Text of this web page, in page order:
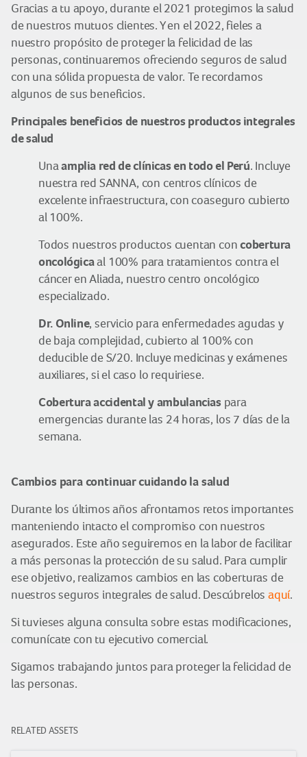
Gracias a tu apoyo, durante el 2021 protegimos la salud
de nuestros mutuos clientes. Y en el 2022, fieles a
nuestro propósito de proteger la felicidad de las
personas, continuaremos ofreciendo seguros de salud
con una sólida propuesta de valor. Te recordamos
algunos de sus beneficios.
Principales beneficios de nuestros productos integrales
de salud
Unaamplia red de clínicas en todo el Perú. Incluye
nuestra red SANNA, con centros clínicos de
excelente infraestructura, con coaseguro cubierto
al 100%.
Todos nuestros productos cuentan concobertura
oncológicaal 100% para tratamientos contra el
cáncer en Aliada, nuestro centro oncológico
especializado.
Dr. Online, servicio para enfermedades agudas y
de baja complejidad, cubierto al 100% con
deducible de S/20. Incluye medicinas y exámenes
auxiliares, si el caso lo requiriese.
Cobertura accidental y ambulancias para
emergencias durante las 24 horas, los 7 días de la
semana.
Cambios para continuar cuidando la salud
Durante los últimos años afrontamos retos importantes
manteniendo intacto el compromiso con nuestros
asegurados. Este año seguiremos en la labor de facilitar
a más personas la protección de su salud. Para cumplir
ese objetivo, realizamos cambios en las coberturas de
nuestros seguros integrales de salud. Descúbrelosaquí.
Si tuvieses alguna consulta sobre estas modificaciones,
comunícate con tu ejecutivo comercial.
Sigamos trabajando juntos para proteger la felicidad de
las personas.
RELATED ASSETS